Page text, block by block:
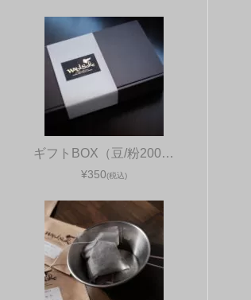
ギフトBOX（豆/粉200…
¥350(税込)